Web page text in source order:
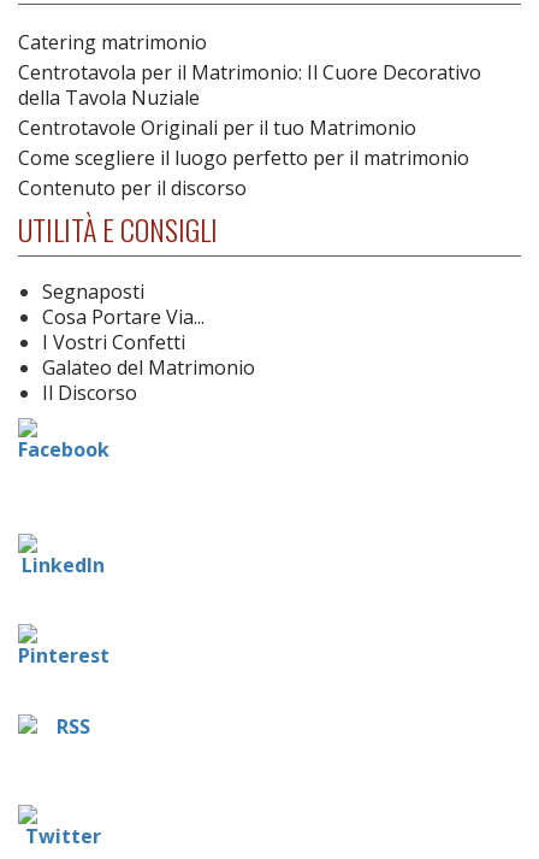
Catering matrimonio
Centrotavola per il Matrimonio: Il Cuore Decorativo
della Tavola Nuziale
Centrotavole Originali per il tuo Matrimonio
Come scegliere il luogo perfetto per il matrimonio
Contenuto per il discorso
UTILITÀ E CONSIGLI
Segnaposti
Cosa Portare Via...
I Vostri Confetti
Galateo del Matrimonio
Il Discorso